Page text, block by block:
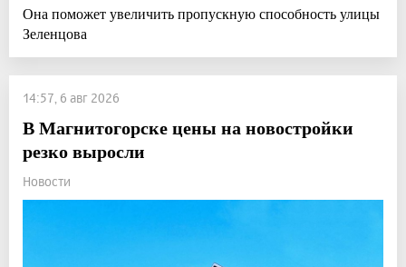
Она поможет увеличить пропускную способность улицы
Зеленцова
14:57, 6 авг 2026
В Магнитогорске цены на новостройки
резко выросли
Новости